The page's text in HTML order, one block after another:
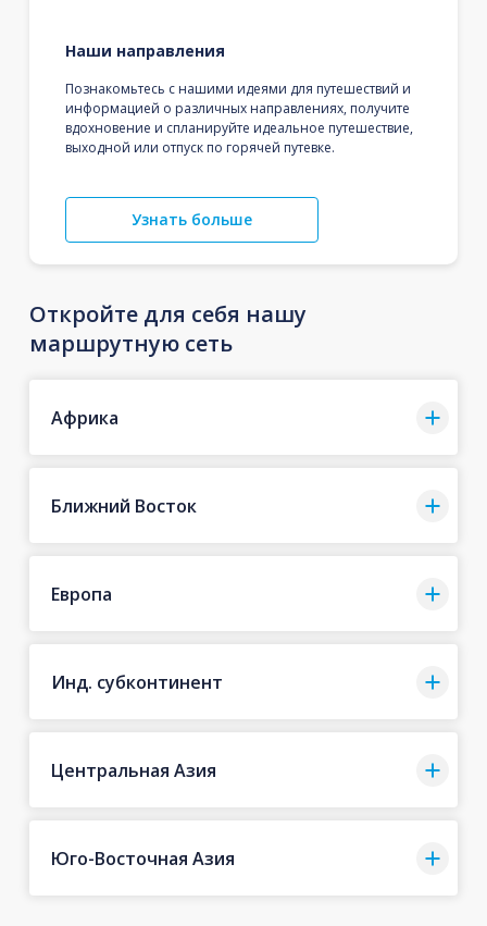
Наши направления
Познакомьтесь с нашими идеями для путешествий и
информацией о различных направлениях, получите
вдохновение и спланируйте идеальное путешествие,
выходной или отпуск по горячей путевке.
Узнать больше
Откройте для себя нашу
маршрутную сеть
Африка
Ближний Восток
Европа
Инд. субконтинент
Центральная Азия
Юго-Восточная Азия